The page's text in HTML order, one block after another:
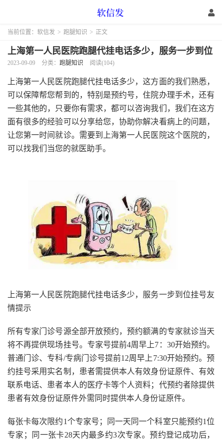
当前位置： 软信发 > 跑腿知识 > 正文
上海第一人民医院跑腿代挂电话多少，服务一步到位
2023-09-09 分类： 跑腿知识 阅读(104)
上海第一人民医院跑腿代挂电话多少，这方面的我们熟悉，
可以保障帮您帮到的，特别是预约号，住院办理手术，还有
一些其他的，只要你有需求，都可以咨询我们，我们在这方
面有很多的经验可以分享给您，协助你解决看病上的问题，
让您第一时间就诊。需要到上海第一人民医院这个医院的，
可以找我们当您的就医助手。
上海第一人民医院跑腿代挂电话多少，服务一步到位挂号友
情提示
所有专家门诊号源全部开放预约，预约额满的专家就诊当天
将不再提供现场挂号。专家号提前4周早上7：30开始预约。
普通门诊、专科/专病门诊号提前12周早上7:30开始预约。预
约挂号采用实名制，患者需提供本人有效身份证原件、有效
联系电话、患者本人的医疗卡等个人资料；代预约者除提供
患者有效身份证原件外需同时提供本人身份证原件。
每张卡每次限约1个专家号；同一天同一个科室只能预约1位
专家；同一张卡28天内最多约3次专家。预约登记成功后，